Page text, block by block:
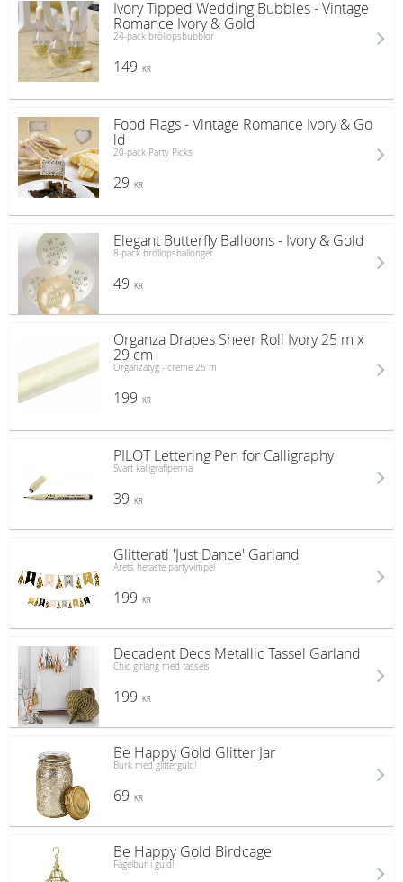
Ivory Tipped Wedding Bubbles - Vintage
Romance Ivory & Gold
24-pack bröllopsbubblor
149 KR
Food Flags - Vintage Romance Ivory & Go
ld
20-pack Party Picks
29 KR
Elegant Butterfly Balloons - Ivory & Gold
8-pack bröllopsballonger
49 KR
Organza Drapes Sheer Roll Ivory 25 m x
29 cm
Organzatyg - crème 25 m
199 KR
PILOT Lettering Pen for Calligraphy
Svart kalligrafipenna
39 KR
Glitterati 'Just Dance' Garland
Årets hetaste partyvimpel
199 KR
Decadent Decs Metallic Tassel Garland
Chic girlang med tassels
199 KR
Be Happy Gold Glitter Jar
Burk med glitterguld!
69 KR
Be Happy Gold Birdcage
Fågelbur i guld!